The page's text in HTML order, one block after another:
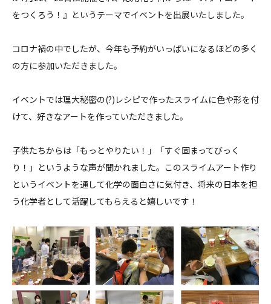
をつくろう！』というテーマでイベントを出展いたしました。
コロナ禍の中でしたが、今年も予約がいっぱいになるほどの多く
の方に参加いただきました。
イベントでは理大秘密の(?)レシピで作ったスライムに色や形を付
けて、好きなアートを作っていただきました。
子供たちからは「もっとやりたい！」「すぐ固まってびっく
り！」というような声が聞かれました。このスライムアート作り
というイベントを通して化学の面白さに気付き、将来の日本を担
う化学者として活躍してもらえると嬉しいです！